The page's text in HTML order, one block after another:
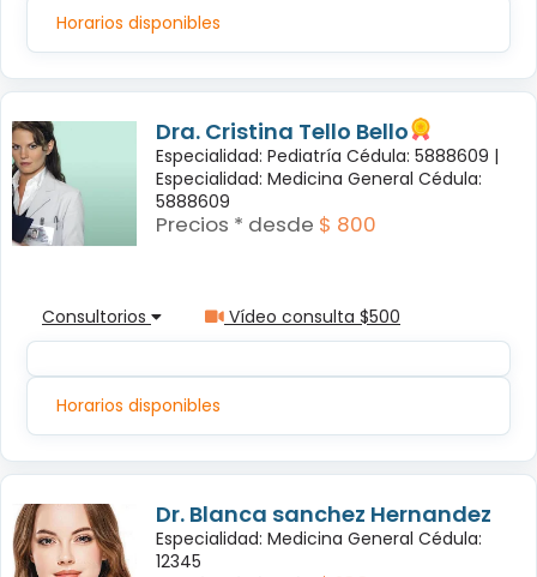
Horarios disponibles
Dra. Cristina Tello Bello
Especialidad: Pediatría Cédula: 5888609 |
Especialidad: Medicina General Cédula:
5888609
Precios * desde $ 800
Consultorios Vídeo consulta $500
Horarios disponibles
Dr. Blanca sanchez Hernandez
Especialidad: Medicina General Cédula:
12345